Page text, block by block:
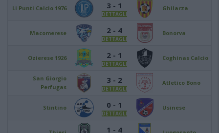
Li Punti Calcio 1976 3 - 1
DETTAGLI
Ghilarza
Macomerese 2 - 4
DETTAGLI
Bonorva
Ozierese 1926 2 - 1
DETTAGLI
Coghinas Calcio
San Giorgio
Perfugas
3 - 2
DETTAGLI
Atletico Bono
Stintino 0 - 1
DETTAGLI
Usinese
1 - 4